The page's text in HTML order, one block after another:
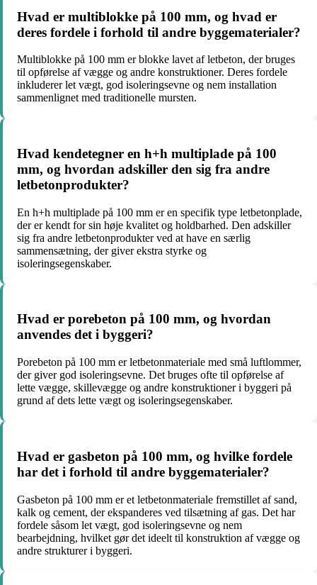
Hvad er multiblokke på 100 mm, og hvad er
deres fordele i forhold til andre byggematerialer?
Multiblokke på 100 mm er blokke lavet af letbeton, der bruges
til opførelse af vægge og andre konstruktioner. Deres fordele
inkluderer let vægt, god isoleringsevne og nem installation
sammenlignet med traditionelle mursten.
Hvad kendetegner en h+h multiplade på 100
mm, og hvordan adskiller den sig fra andre
letbetonprodukter?
En h+h multiplade på 100 mm er en specifik type letbetonplade,
der er kendt for sin høje kvalitet og holdbarhed. Den adskiller
sig fra andre letbetonprodukter ved at have en særlig
sammensætning, der giver ekstra styrke og
isoleringsegenskaber.
Hvad er porebeton på 100 mm, og hvordan
anvendes det i byggeri?
Porebeton på 100 mm er letbetonmateriale med små luftlommer,
der giver god isoleringsevne. Det bruges ofte til opførelse af
lette vægge, skillevægge og andre konstruktioner i byggeri på
grund af dets lette vægt og isoleringsegenskaber.
Hvad er gasbeton på 100 mm, og hvilke fordele
har det i forhold til andre byggematerialer?
Gasbeton på 100 mm er et letbetonmateriale fremstillet af sand,
kalk og cement, der ekspanderes ved tilsætning af gas. Det har
fordele såsom let vægt, god isoleringsevne og nem
bearbejdning, hvilket gør det ideelt til konstruktion af vægge og
andre strukturer i byggeri.